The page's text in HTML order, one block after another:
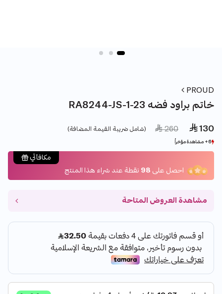
PROUD
RA8244-JS-1-23 خاتم براود فضه
 130
Price reduced from
 260
to (شامل ضريبة القيمة المضافة)
6+ مشاهدة مؤخراً
20+ بيع مؤخراً
6+ مشاهدة مؤخراً
20+ بيع مؤخراً
مكافآتي
احصل على 98 نقطة عند شراء هذا المنتج
مشاهدة العروض المتاحة